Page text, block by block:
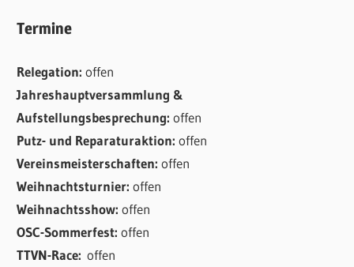
Termine
Relegation:offen
Jahreshauptversammlung &
Aufstellungsbesprechung:offen
Putz- und Reparaturaktion:offen
Vereinsmeisterschaften:offen
Weihnachtsturnier:offen
Weihnachtsshow:offen
OSC-Sommerfest:offen
TTVN-Race:offen